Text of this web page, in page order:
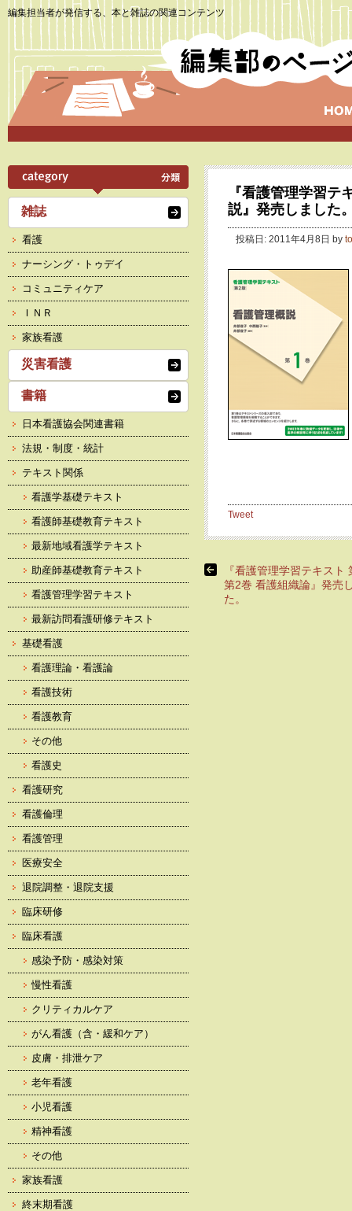
編集担当者が発信する、本と雑誌の関連コンテンツ
『看護管理学習テ
説』発売しました
投稿日: 2011年4月8日 by
Tweet
『看護管理学習テキスト
第2巻 看護組織論』発売
た。
雑誌
看護
ナーシング・トゥデイ
コミュニティケア
ＩＮＲ
家族看護
災害看護
書籍
日本看護協会関連書籍
法規・制度・統計
テキスト関係
看護学基礎テキスト
看護師基礎教育テキスト
最新地域看護学テキスト
助産師基礎教育テキスト
看護管理学習テキスト
最新訪問看護研修テキスト
基礎看護
看護理論・看護論
看護技術
看護教育
その他
看護史
看護研究
看護倫理
看護管理
医療安全
退院調整・退院支援
臨床研修
臨床看護
感染予防・感染対策
慢性看護
クリティカルケア
がん看護（含・緩和ケア）
皮膚・排泄ケア
老年看護
小児看護
精神看護
その他
家族看護
終末期看護